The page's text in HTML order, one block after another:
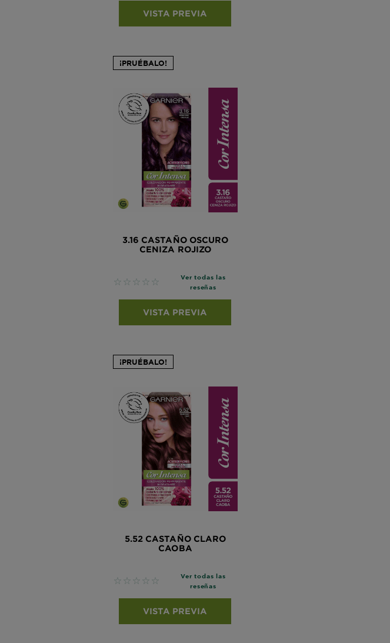
VISTA PREVIA
¡PRUÉBALO!
3.16 CASTAÑO OSCURO
CENIZA ROJIZO
No reviews
Ver todas las
reseñas
VISTA PREVIA
¡PRUÉBALO!
5.52 CASTAÑO CLARO
CAOBA
No reviews
Ver todas las
reseñas
VISTA PREVIA